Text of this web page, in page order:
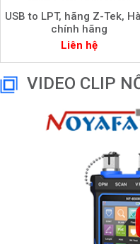
USB to LPT, hãng Z-Tek,
chính hãng
Liên hệ
VIDEO CLIP